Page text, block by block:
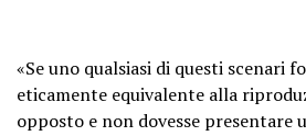
«Se uno qualsiasi di questi scenari
eticamente equivalente alla
opposto e non dovesse